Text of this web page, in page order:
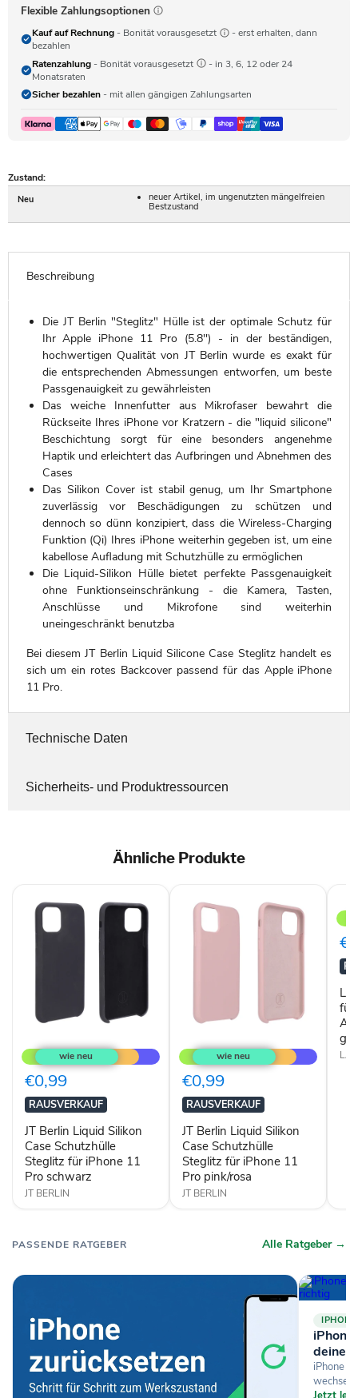
Flexible Zahlungsoptionen
Kauf auf Rechnung - Bonität vorausgesetzt
- erst erhalten, dann
bezahlen
Ratenzahlung - Bonität vorausgesetzt
- in 3, 6, 12 oder 24
Monatsraten
Sicher bezahlen - mit allen gängigen Zahlungsarten
Zustand:
Neu
neuer Artikel, im ungenutzten mängelfreien
Bestzustand
Beschreibung
Die JT Berlin "Steglitz" Hülle ist der optimale Schutz für
Ihr Apple iPhone 11 Pro (5.8'') - in der beständigen,
hochwertigen Qualität von JT Berlin wurde es exakt für
die entsprechenden Abmessungen entworfen, um beste
Passgenauigkeit zu gewährleisten
Das weiche Innenfutter aus Mikrofaser bewahrt die
Rückseite Ihres iPhone vor Kratzern - die "liquid silicone"
Beschichtung sorgt für eine besonders angenehme
Haptik und erleichtert das Aufbringen und Abnehmen des
Cases
Das Silikon Cover ist stabil genug, um Ihr Smartphone
zuverlässig vor Beschädigungen zu schützen und
dennoch so dünn konzipiert, dass die Wireless-Charging
Funktion (Qi) Ihres iPhone weiterhin gegeben ist, um eine
kabellose Aufladung mit Schutzhülle zu ermöglichen
Die Liquid-Silikon Hülle bietet perfekte Passgenauigkeit
ohne Funktionseinschränkung - die Kamera, Tasten,
Anschlüsse und Mikrofone sind weiterhin
uneingeschränkt benutzba
Bei diesem JT Berlin Liquid Silicone Case Steglitz handelt es
sich um ein rotes Backcover passend für das Apple iPhone
11 Pro.
Technische Daten
Sicherheits- und Produktressourcen
Ähnliche Produkte
Berlin
Liquid
Silikon
Case
Schutzhülle
Steglitz
für
iPhone
11
Pro
schwarz
€0,99
RAUSVERKAUF
JT Berlin Liquid Silikon
Case Schutzhülle
Steglitz für iPhone 11
Pro schwarz
JT BERLIN
Berlin
Liquid
Silikon
Case
Schutzhülle
Steglitz
für
iPhone
11
Pro
pink/rosa
€0,99
RAUSVERKAUF
JT Berlin Liquid Silikon
Case Schutzhülle
Steglitz für iPhone 11
Pro pink/rosa
JT BERLIN
für
11
Pro
für
PASSENDE RATGEBER Alle Ratgeber →
IPHONE
deine
iPhone